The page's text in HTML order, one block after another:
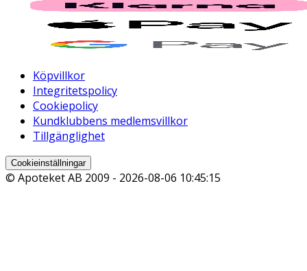
Köpvillkor
Integritetspolicy
Cookiepolicy
Kundklubbens medlemsvillkor
Tillgänglighet
Cookieinställningar
© Apoteket AB 2009 - 2026-08-06 10:45:15